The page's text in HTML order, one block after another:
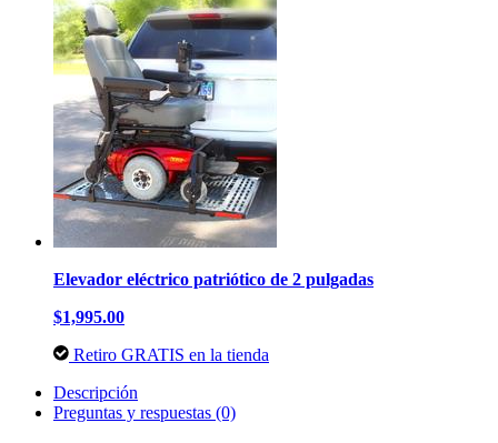
Elevador eléctrico patriótico de 2 pulgadas
$1,995.00
Retiro GRATIS en la tienda
Descripción
Preguntas y respuestas (0)